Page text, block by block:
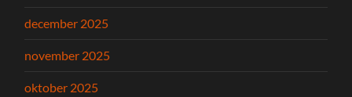
december 2025
november 2025
oktober 2025